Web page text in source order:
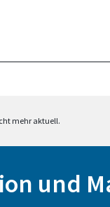
mehr aktuell.
und